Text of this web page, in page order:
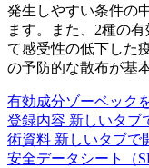
発生しやすい条件の
ます。また、2種の
て感受性の低下した
の予防的な散布が基
有効成分ゾーベック
登録内容 新しいタブ
術資料 新しいタブで
安全データシート（